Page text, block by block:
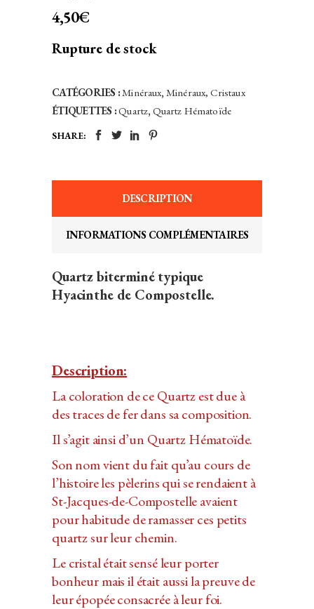
4,50€
Rupture de stock
CATÉGORIES :Minéraux, Minéraux, Cristaux
ÉTIQUETTES :Quartz, Quartz Hématoïde
SHARE:
DESCRIPTION
INFORMATIONS COMPLÉMENTAIRES
Quartz biterminé typique
Hyacinthe de Compostelle.
Description:
La coloration de ce Quartz est due à
des traces de fer dans sa composition.
Il s’agit ainsi d’un Quartz Hématoïde.
Son nom vient du fait qu’au cours de
l’histoire les pèlerins qui se rendaient à
St-Jacques-de-Compostelle avaient
pour habitude de ramasser ces petits
quartz sur leur chemin.
Le cristal était sensé leur porter
bonheur mais il était aussi la preuve de
leur épopée consacrée à leur foi.